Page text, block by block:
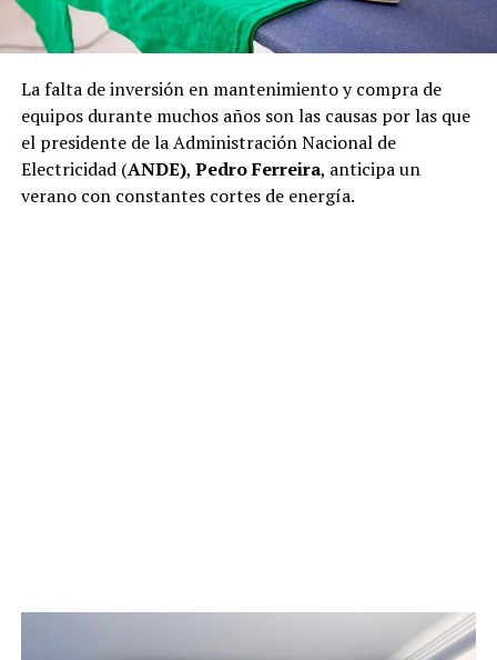
La falta de inversión en mantenimiento y compra de
equipos durante muchos años son las causas por las que
el presidente de la Administración Nacional de
Electricidad (ANDE), Pedro Ferreira, anticipa un
verano con constantes cortes de energía.